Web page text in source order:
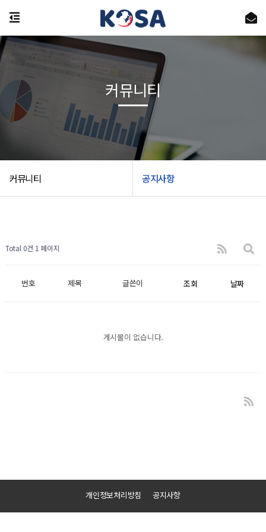
커뮤니티 공지사항
커뮤니티
Total 0건 1 페이지
번호 제목 글쓴이 조회 날짜
게시물이 없습니다.
개인정보처리방침 공지사항